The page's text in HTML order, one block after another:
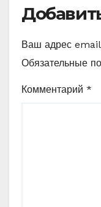
Ваш адрес email
Обязательные
Комментарий *